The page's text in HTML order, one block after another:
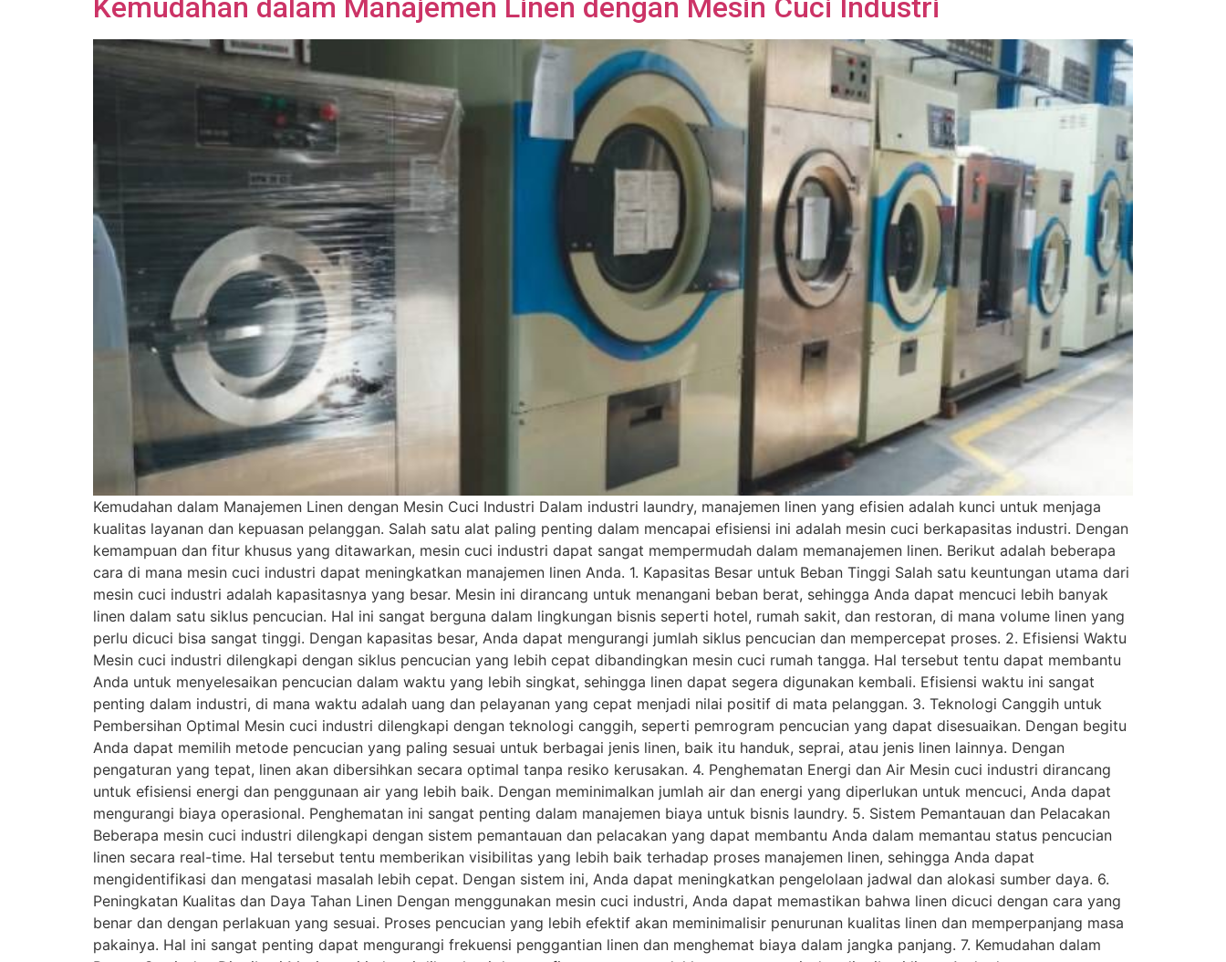
Kemudahan dalam Manajemen Linen dengan Mesin Cuci Industri
Kemudahan dalam Manajemen Linen dengan Mesin Cuci Industri Dalam industri laundry, manajemen linen yang efisien adalah kunci untuk menjaga
kualitas layanan dan kepuasan pelanggan. Salah satu alat paling penting dalam mencapai efisiensi ini adalah mesin cuci berkapasitas industri. Dengan
kemampuan dan fitur khusus yang ditawarkan, mesin cuci industri dapat sangat mempermudah dalam memanajemen linen. Berikut adalah beberapa
cara di mana mesin cuci industri dapat meningkatkan manajemen linen Anda. 1. Kapasitas Besar untuk Beban Tinggi Salah satu keuntungan utama dari
mesin cuci industri adalah kapasitasnya yang besar. Mesin ini dirancang untuk menangani beban berat, sehingga Anda dapat mencuci lebih banyak
linen dalam satu siklus pencucian. Hal ini sangat berguna dalam lingkungan bisnis seperti hotel, rumah sakit, dan restoran, di mana volume linen yang
perlu dicuci bisa sangat tinggi. Dengan kapasitas besar, Anda dapat mengurangi jumlah siklus pencucian dan mempercepat proses. 2. Efisiensi Waktu
Mesin cuci industri dilengkapi dengan siklus pencucian yang lebih cepat dibandingkan mesin cuci rumah tangga. Hal tersebut tentu dapat membantu
Anda untuk menyelesaikan pencucian dalam waktu yang lebih singkat, sehingga linen dapat segera digunakan kembali. Efisiensi waktu ini sangat
penting dalam industri, di mana waktu adalah uang dan pelayanan yang cepat menjadi nilai positif di mata pelanggan. 3. Teknologi Canggih untuk
Pembersihan Optimal Mesin cuci industri dilengkapi dengan teknologi canggih, seperti pemrogram pencucian yang dapat disesuaikan. Dengan begitu
Anda dapat memilih metode pencucian yang paling sesuai untuk berbagai jenis linen, baik itu handuk, seprai, atau jenis linen lainnya. Dengan
pengaturan yang tepat, linen akan dibersihkan secara optimal tanpa resiko kerusakan. 4. Penghematan Energi dan Air Mesin cuci industri dirancang
untuk efisiensi energi dan penggunaan air yang lebih baik. Dengan meminimalkan jumlah air dan energi yang diperlukan untuk mencuci, Anda dapat
mengurangi biaya operasional. Penghematan ini sangat penting dalam manajemen biaya untuk bisnis laundry. 5. Sistem Pemantauan dan Pelacakan
Beberapa mesin cuci industri dilengkapi dengan sistem pemantauan dan pelacakan yang dapat membantu Anda dalam memantau status pencucian
linen secara real-time. Hal tersebut tentu memberikan visibilitas yang lebih baik terhadap proses manajemen linen, sehingga Anda dapat
mengidentifikasi dan mengatasi masalah lebih cepat. Dengan sistem ini, Anda dapat meningkatkan pengelolaan jadwal dan alokasi sumber daya. 6.
Peningkatan Kualitas dan Daya Tahan Linen Dengan menggunakan mesin cuci industri, Anda dapat memastikan bahwa linen dicuci dengan cara yang
benar dan dengan perlakuan yang sesuai. Proses pencucian yang lebih efektif akan meminimalisir penurunan kualitas linen dan memperpanjang masa
pakainya. Hal ini sangat penting dapat mengurangi frekuensi penggantian linen dan menghemat biaya dalam jangka panjang. 7. Kemudahan dalam